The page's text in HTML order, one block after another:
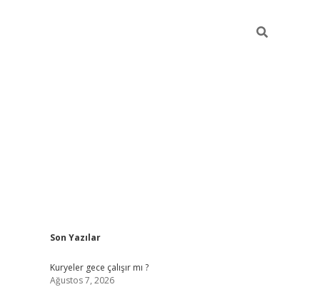
Sidebar
Son Yazılar
Kuryeler gece çalışır mı ?
Ağustos 7, 2026